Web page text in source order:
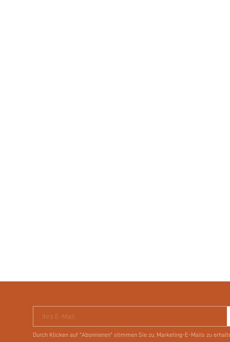
Ihre E-Mail
Durch Klicken auf "Abonnieren" stimmen Sie zu, Marketing-E-Mails zu